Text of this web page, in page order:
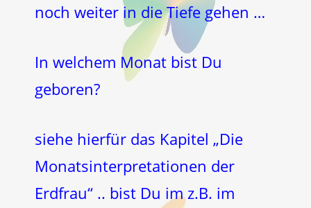
noch weiter in die Tiefe gehen …
In welchem Monat bist Du
geboren?
siehe hierfür das Kapitel „Die
Monatsinterpretationen der
Erdfrau“ .. bist Du im z.B. im